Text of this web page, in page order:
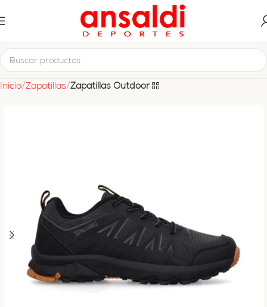
Inicio Zapatillas Zapatillas Outdoor